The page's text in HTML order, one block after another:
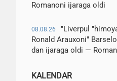
Romanoni ijaraga oldi
08.08.26
"Liverpul
Ronald Arauxoni"
dan ijaraga oldi —
KALENDAR